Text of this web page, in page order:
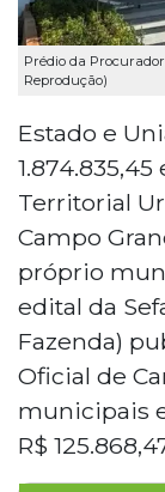
Prédio da
Reprodução)
Estado e
1.874.835,45
Territorial
Campo
próprio
edital da
Fazenda)
Oficial de
municipais
R$